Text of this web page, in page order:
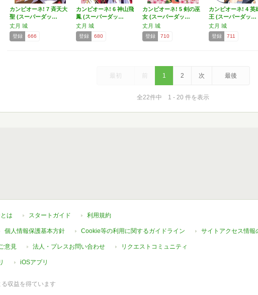
カンピオーネ! 7 斉天大
聖 (スーパーダッ…
丈月 城
登録 666
カンピオーネ! 6 神山飛
鳳 (スーパーダッ…
丈月 城
登録 680
カンピオーネ! 5 剣の巫
女 (スーパーダッ…
丈月 城
登録 710
カンピオーネ! 4 英
王 (スーパーダッ…
丈月 城
登録 711
最初 前 1 2 次 最後
全22件中 1 - 20 件を表示
は スタートガイド 利用規約
個人情報保護基本方針 Cookie等の利用に関するガイドライン サイトアクセス情報
意見 法人・プレスお問い合わせ リクエストコミュニティ
iOSアプリ
収益を得ています